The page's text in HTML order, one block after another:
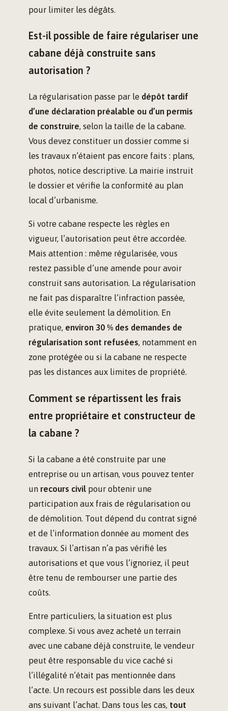
pour limiter les dégâts.
Est-il possible de faire régulariser une
cabane déjà construite sans
autorisation ?
La régularisation passe par le dépôt tardif
d’une déclaration préalable ou d’un permis
de construire, selon la taille de la cabane.
Vous devez constituer un dossier comme si
les travaux n’étaient pas encore faits : plans,
photos, notice descriptive. La mairie instruit
le dossier et vérifie la conformité au plan
local d’urbanisme.
Si votre cabane respecte les règles en
vigueur, l’autorisation peut être accordée.
Mais attention : même régularisée, vous
restez passible d’une amende pour avoir
construit sans autorisation. La régularisation
ne fait pas disparaître l’infraction passée,
elle évite seulement la démolition. En
pratique, environ 30 % des demandes de
régularisation sont refusées, notamment en
zone protégée ou si la cabane ne respecte
pas les distances aux limites de propriété.
Comment se répartissent les frais
entre propriétaire et constructeur de
la cabane ?
Si la cabane a été construite par une
entreprise ou un artisan, vous pouvez tenter
un recours civil pour obtenir une
participation aux frais de régularisation ou
de démolition. Tout dépend du contrat signé
et de l’information donnée au moment des
travaux. Si l’artisan n’a pas vérifié les
autorisations et que vous l’ignoriez, il peut
être tenu de rembourser une partie des
coûts.
Entre particuliers, la situation est plus
complexe. Si vous avez acheté un terrain
avec une cabane déjà construite, le vendeur
peut être responsable du vice caché si
l’illégalité n’était pas mentionnée dans
l’acte. Un recours est possible dans les deux
ans suivant l’achat. Dans tous les cas, tout